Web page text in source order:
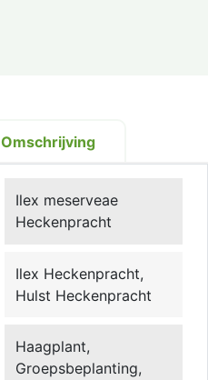
Omschrijving
Ilex meserveae
Heckenpracht
Ilex Heckenpracht,
Hulst Heckenpracht
Haagplant,
Groepsbeplanting,